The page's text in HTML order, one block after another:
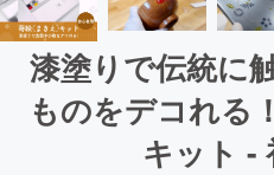
漆塗りで伝統に
ものをデコれる
キット -